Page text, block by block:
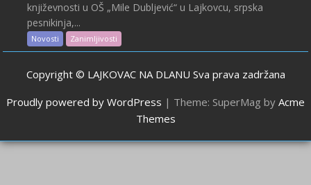
književnosti u OŠ „Mile Dubljević“ u Lajkovcu, srpska
pesnikinja,...
Novosti Zanimljivosti
Copyright © LAJKOVAC NA DLANU Sva prava zadržana
Proudly powered by WordPress | Theme: SuperMag by Acme
Themes